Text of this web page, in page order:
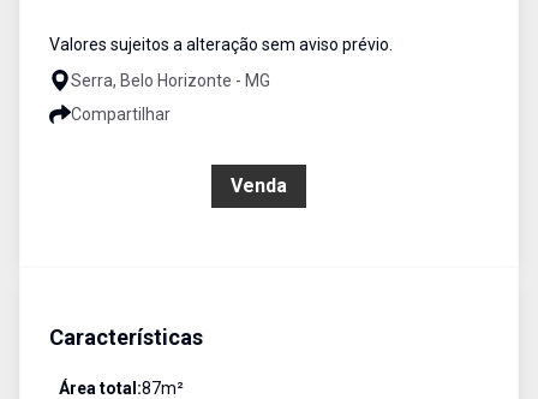
Valores sujeitos a alteração sem aviso prévio.
Serra, Belo Horizonte - MG
Compartilhar
Venda
Características
Área total:87m²